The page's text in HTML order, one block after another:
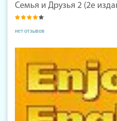
Семья и Друзья 2 (2е
нет отзывов